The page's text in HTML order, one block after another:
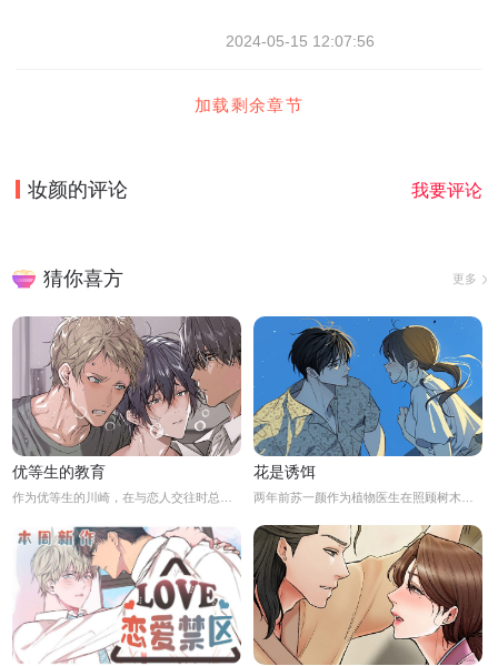
2024-05-15 12:07:56
加载剩余章节
妆颜的评论 我要评论
猜你喜方 更多
优等生的教育 花是诱饵